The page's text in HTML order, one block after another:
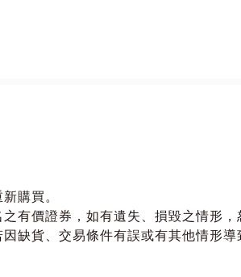
購買。
有價證券，如有遺失、損毀之情形，
缺貨、交易條件有誤或有其他情形